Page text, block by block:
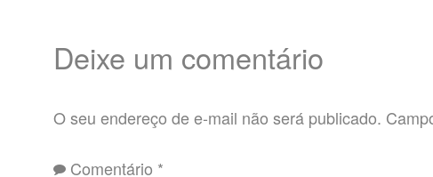
Deixe um comentário
O seu endereço de e-mail não será publicado.
Comentário *